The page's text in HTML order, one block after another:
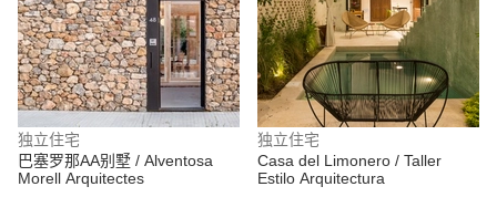
独立住宅
巴塞罗那AA别墅 / Alventosa
Morell Arquitectes
独立住宅
Casa del Limonero / Taller
Estilo Arquitectura